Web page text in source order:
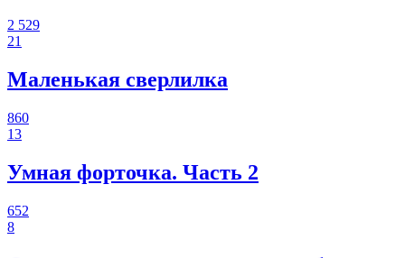
2 529
21
Маленькая сверлилка
860
13
Умная форточка. Часть 2
652
8